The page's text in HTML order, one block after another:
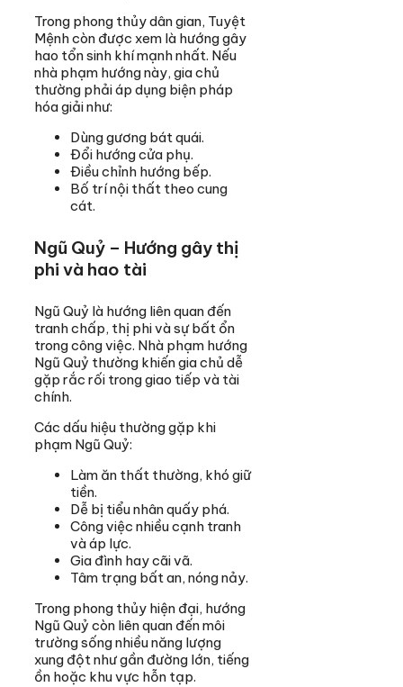
Trong phong thủy dân gian, Tuyệt
Mệnh còn được xem là hướng gây
hao tổn sinh khí mạnh nhất. Nếu
nhà phạm hướng này, gia chủ
thường phải áp dụng biện pháp
hóa giải như:
Dùng gương bát quái.
Đổi hướng cửa phụ.
Điều chỉnh hướng bếp.
Bố trí nội thất theo cung
cát.
Ngũ Quỷ – Hướng gây thị
phi và hao tài
Ngũ Quỷ là hướng liên quan đến
tranh chấp, thị phi và sự bất ổn
trong công việc. Nhà phạm hướng
Ngũ Quỷ thường khiến gia chủ dễ
gặp rắc rối trong giao tiếp và tài
chính.
Các dấu hiệu thường gặp khi
phạm Ngũ Quỷ:
Làm ăn thất thường, khó giữ
tiền.
Dễ bị tiểu nhân quấy phá.
Công việc nhiều cạnh tranh
và áp lực.
Gia đình hay cãi vã.
Tâm trạng bất an, nóng nảy.
Trong phong thủy hiện đại, hướng
Ngũ Quỷ còn liên quan đến môi
trường sống nhiều năng lượng
xung đột như gần đường lớn, tiếng
ồn hoặc khu vực hỗn tạp.